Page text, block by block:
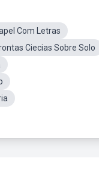
Com Letras
Ciecias Sobre Solo